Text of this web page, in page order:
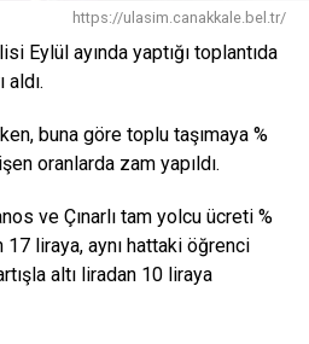
yenilendi, müze olmayan
merkezleri yapıldı. Halk Eğitim
bilgisayar, pansiyonculuk
eğitimlerin verildiği proje
hava müzesi niteliğinde bir
Parkı” adı verilen park,
ise aslına uygun olarak
2012 yılında işlevselliğini
yerine, yeni ve modern
öğretim hayatına kazandırdı.
https://ulasim.canakkale.bel.tr/
Eylül ayında yaptığı toplantıda
aldı.
buna göre toplu taşımaya %
oranlarda zam yapıldı.
ve Çınarlı tam yolcu ücreti %
17 liraya, aynı hattaki öğrenci
altı liradan 10 liraya